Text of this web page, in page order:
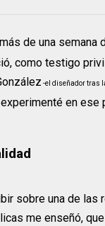
de una semana
como testigo
-el diseñador tras
en ese
sobre una de las
me enseñó,